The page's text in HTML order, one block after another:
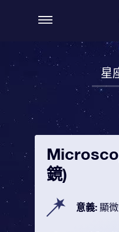
星
鏡)
意義: 顯